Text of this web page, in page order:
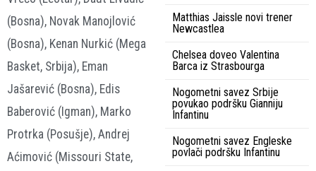
(Bosna), Novak Manojlović
(Bosna), Kenan Nurkić (Mega
Basket, Srbija), Eman
Jašarević (Bosna), Edis
Baberović (Igman), Marko
Protrka (Posušje), Andrej
Aćimović (Missouri State,
Matthias Jaissle novi trener
Newcastlea
Chelsea doveo Valentina
Barca iz Strasbourga
Nogometni savez Srbije
povukao podršku Gianniju
Infantinu
Nogometni savez Engleske
povlači podršku Infantinu